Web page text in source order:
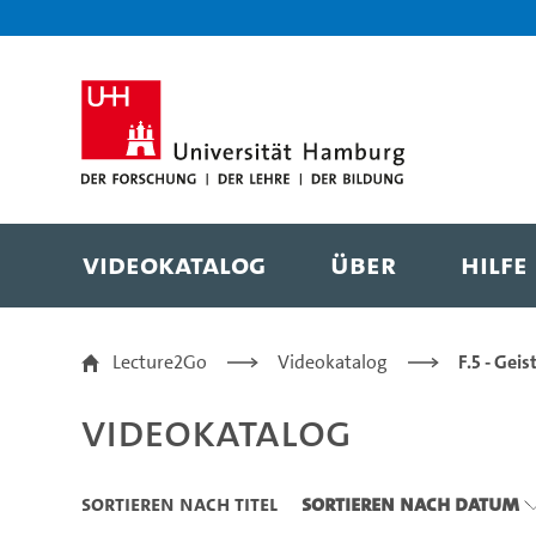
Videokatalog Über Hilfe
Videokatalog
Lecture2Go Videokatalog F.5 -
Videokatalog
Sortieren nach Titel Sortieren nach Datum